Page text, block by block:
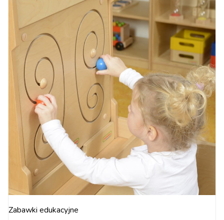
Zabawki edukacyjne